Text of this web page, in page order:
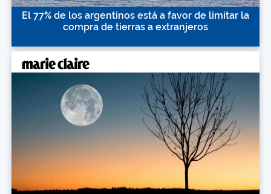
El 77% de los argentinos está a favor de limitar la
compra de tierras a extranjeros